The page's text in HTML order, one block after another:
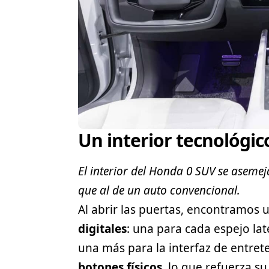
Un interior
El interior del Honda 0 SUV se
que al de un auto convencional.
Al abrir las puertas,
digitales: una para cada espejo
una más para la interfaz de